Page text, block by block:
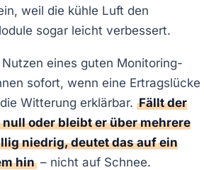
weil die kühle Luft den
sogar leicht verbessert.
eines guten Monitoring-
sofort, wenn eine Ertragslücke
Witterung erklärbar. Fällt der
oder bleibt er über mehrere
niedrig, deutet das auf ein
hin– nicht auf Schnee.